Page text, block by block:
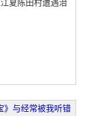
夏陈田村遭遇治
》与经常被我听错